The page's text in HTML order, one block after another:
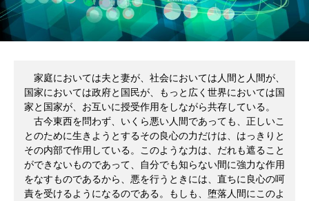
家庭においては夫と妻が、社会においては人間と人間が、
国家においては政府と国民が、もっと広く世界においては国
家と国家が、お互いに授受作用をしながら共存している。
古今東西を問わず、いくら悪い人間であっても、正しいこ
とのために生きようとするその良心の力だけは、はっきりと
その内部で作用している。このような力は、だれも遮ること
ができないものであって、自分でも知らない間に強力な作用
をなすものであるから、悪を行うときには、直ちに良心の呵
責を受けるようになるのである。もしも、堕落人間にこのよ